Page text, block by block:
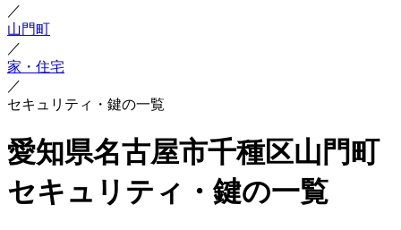
／
山門町
／
家・住宅
／
セキュリティ・鍵の一覧
愛知県名古屋市千種区山門町
セキュリティ・鍵の一覧